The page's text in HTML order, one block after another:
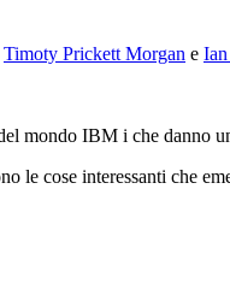
Timoty Prickett Morgan e Ian
mondo IBM i che danno
le cose interessanti che